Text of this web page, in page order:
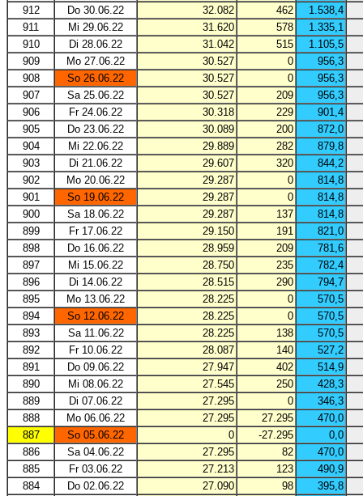
912
Do 30.06.22 32.082 462
1.538,4
911
Mi 29.06.22 31.620 578
1.335,1
910
Di 28.06.22 31.042 515
1.105,5
909
Mo 27.06.22 30.527 0
956,3
908
So 26.06.22 30.527 0
956,3
907
Sa 25.06.22 30.527 209
956,3
906
Fr 24.06.22 30.318 229
901,4
905
Do 23.06.22 30.089 200
872,0
904
Mi 22.06.22 29.889 282
879,8
903
Di 21.06.22 29.607 320
844,2
902
Mo 20.06.22 29.287 0
814,8
901
So 19.06.22 29.287 0
814,8
900
Sa 18.06.22 29.287 137
814,8
899
Fr 17.06.22 29.150 191
821,0
898
Do 16.06.22 28.959 209
781,6
897
Mi 15.06.22 28.750 235
782,4
896
Di 14.06.22 28.515 290
794,7
895
Mo 13.06.22 28.225 0
570,5
894
So 12.06.22 28.225 0
570,5
893
Sa 11.06.22 28.225 138
570,5
892
Fr 10.06.22 28.087 140
527,2
891
Do 09.06.22 27.947 402
514,9
890
Mi 08.06.22 27.545 250
428,3
889
Di 07.06.22 27.295 0
346,3
888
Mo 06.06.22 27.295 27.295
470,0
887
So 05.06.22 0 -27.295
0,0
886
Sa 04.06.22 27.295 82
470,0
885
Fr 03.06.22 27.213 123
490,9
884
Do 02.06.22 27.090 98
395,8